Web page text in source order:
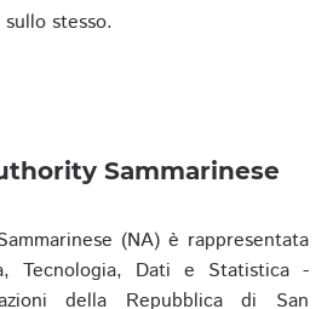
stesso.
Sammarinese
(NA) è rappresentata
Tecnologia, Dati e Statistica -
della Repubblica di San